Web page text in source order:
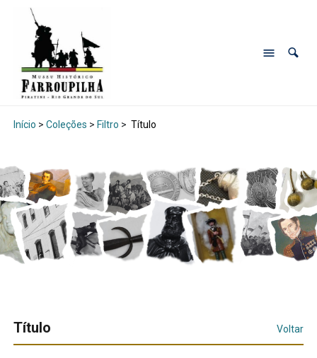
Início > Coleções > Filtro > Título
Título Voltar